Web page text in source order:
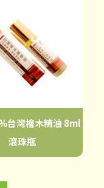
台灣檜木精油 8ml
滾珠瓶